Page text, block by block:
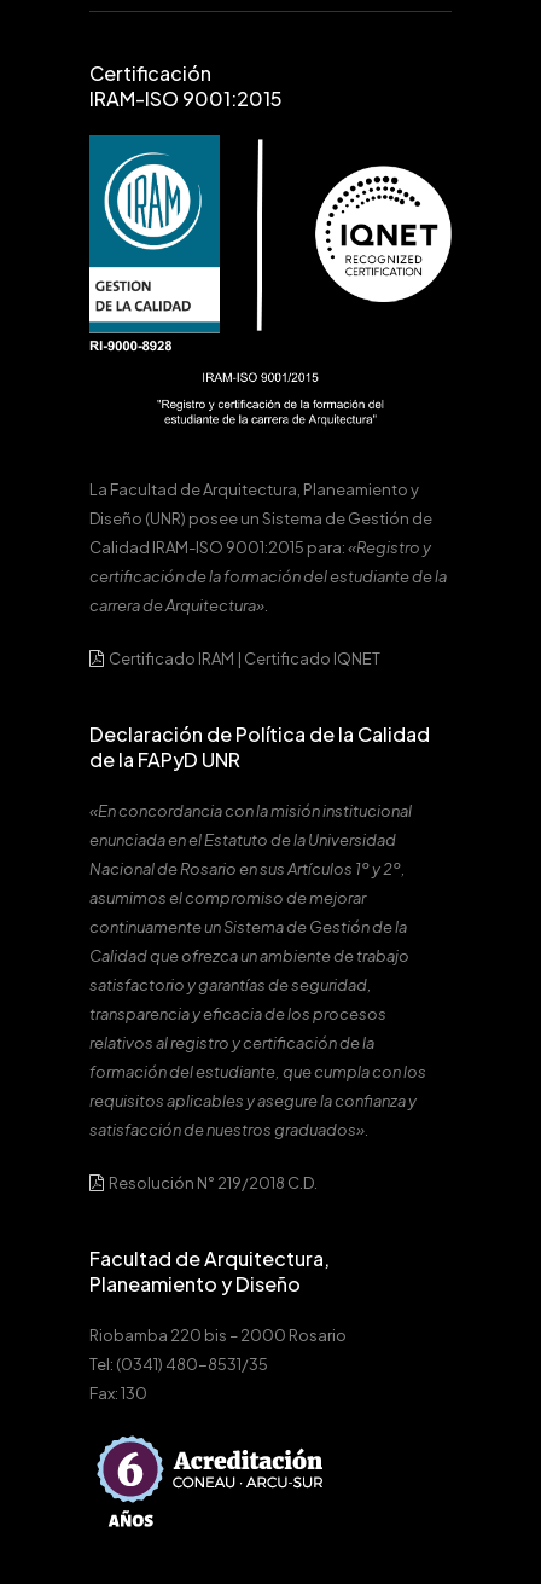
Certificación
IRAM-ISO 9001:2015
La Facultad de Arquitectura, Planeamiento y
Diseño (UNR) posee un Sistema de Gestión de
Calidad IRAM-ISO 9001:2015 para:«Registro y
certificación de la formación del estudiante de la
carrera de Arquitectura».
Certificado IRAM | Certificado IQNET
Declaración de Política de la Calidad
de la FAPyD UNR
«En concordancia con la misión institucional
enunciada en el Estatuto de la Universidad
Nacional de Rosario en sus Artículos 1º y 2º,
asumimos el compromiso de mejorar
continuamente un Sistema de Gestión de la
Calidad que ofrezca un ambiente de trabajo
satisfactorio y garantías de seguridad,
transparencia y eficacia de los procesos
relativos al registro y certificación de la
formación del estudiante, que cumpla con los
requisitos aplicables y asegure la confianza y
satisfacción de nuestros graduados».
Resolución N° 219/2018 C.D.
Facultad de Arquitectura,
Planeamiento y Diseño
Riobamba 220 bis – 2000 Rosario
Tel: (0341) 480-8531/35
Fax: 130